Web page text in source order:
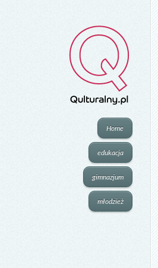
Home
edukacja
gimnazjum
młodzież